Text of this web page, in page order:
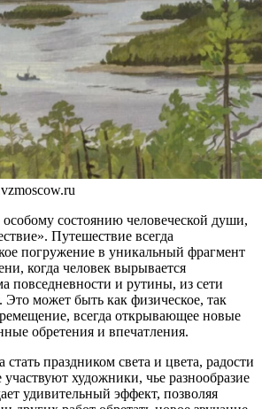
состоянию человеческой души,
Путешествие всегда
погружение в уникальный фрагмент
когда человек вырывается
повседневности и рутины, из сети
Это может быть как физическое, так
всегда открывающее новые
обретения и впечатления.
праздником света и цвета, радости
художники, чье разнообразие
удивительный эффект, позволяя